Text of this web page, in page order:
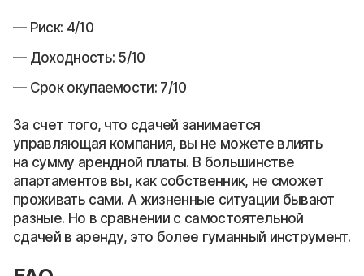
Риск: 4/10
Доходность: 5/10
Срок окупаемости: 7/10
За счет того, что сдачей занимается
управляющая компания, вы не можете влиять
на сумму арендной платы. В большинстве
апартаментов вы, как собственник, не сможет
проживать сами. А жизненные ситуации бывают
разные. Но в сравнении с самостоятельной
сдачей в аренду, это более гуманный инструмент.